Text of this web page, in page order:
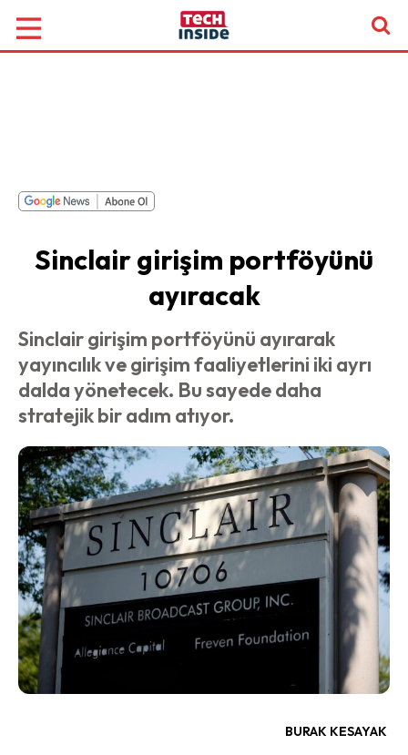
Sinclair girişim portföyünü
ayıracak
Sinclair girişim portföyünü ayırarak
yayıncılık ve girişim faaliyetlerini iki ayrı
dalda yönetecek. Bu sayede daha
stratejik bir adım atıyor.
BURAK KESAYAK